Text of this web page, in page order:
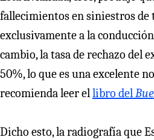
fallecimientos en siniestros de
exclusivamente a la
cambio, la tasa de rechazo del
50%, lo que es una excelente
recomienda leer ellibro del
Dicho esto, la radiografía que